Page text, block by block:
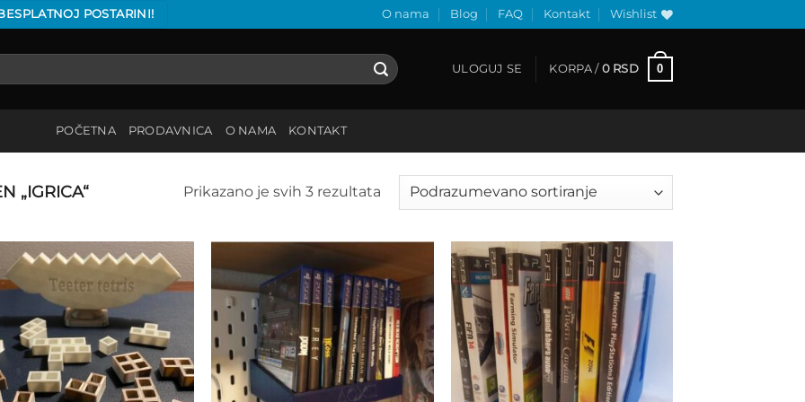
POSTARINI! O nama Blog FAQ Kontakt Wishlist
ULOGUJ SE KORPA / 0 RSD 0
POČETNA PRODAVNICA O NAMA KONTAKT
„IGRICA“ Prikazano je svih 3 rezultata
Add to
Add to
wishlist
Add to
wishlist